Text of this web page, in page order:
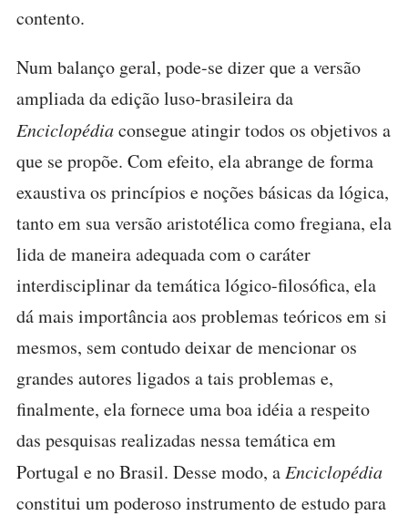
contento.
Num balanço geral, pode-se dizer que a versão
ampliada da edição luso-brasileira da
Enciclopédiaconsegue atingir todos os objetivos a
que se propõe. Com efeito, ela abrange de forma
exaustiva os princípios e noções básicas da lógica,
tanto em sua versão aristotélica como fregiana, ela
lida de maneira adequada com o caráter
interdisciplinar da temática lógico-filosófica, ela
dá mais importância aos problemas teóricos em si
mesmos, sem contudo deixar de mencionar os
grandes autores ligados a tais problemas e,
finalmente, ela fornece uma boa idéia a respeito
das pesquisas realizadas nessa temática em
Portugal e no Brasil. Desse modo, a Enciclopédia
constitui um poderoso instrumento de estudo para